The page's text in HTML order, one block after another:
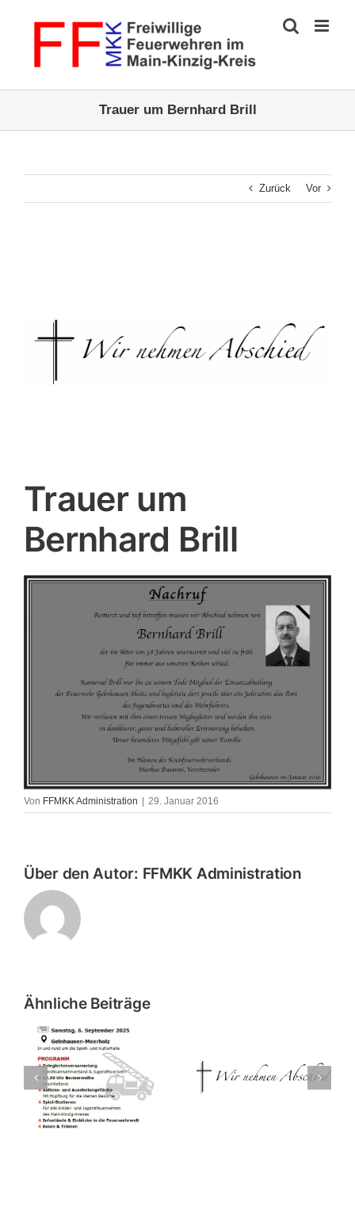
Trauer um Bernhard Brill
Zurück Vor
Trauer um
Bernhard Brill
Von FFMKK Administration 29. Januar 2016
Über den Autor: FFMKK Administration
Ähnliche Beiträge
Trauer um Erich Bös